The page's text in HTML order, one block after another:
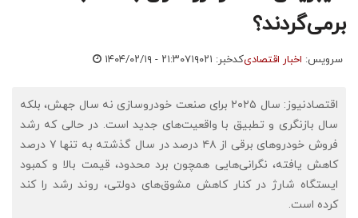
برمی‌گردند؟
سرویس: اخبار اقتصادیکدخبر: ۷۱۹۰۲۱ ۱۴۰۴/۰۲/۱۹ - ۲۱:۳۰
اقتصادنیوز: سال ۲۰۲۵ برای صنعت خودروسازی نه سال جهش، بلکه
سال بازنگری و تطبیق با واقعیت‌های جدید است. در حالی که رشد
فروش خودروهای برقی از ۴۸ درصد در سال گذشته به تنها ۷ درصد
کاهش یافته، نگرانی‌هایی همچون برد محدود، قیمت بالا و کمبود
ایستگاه شارژ در کنار کاهش مشوق‌های دولتی، روند رشد را کند
کرده است.